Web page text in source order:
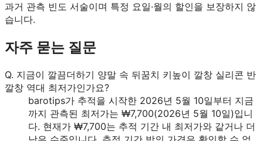
과거 관측 빈도 서술이며 특정 요일·월의 할인을 보장하지 않
습니다.
자주 묻는 질문
Q. 지금이 깔끔더하기 양말 속 뒤꿈치 키높이 깔창 실리콘 반
깔창 역대 최저가인가요?
barotips가 추적을 시작한 2026년 5월 10일부터 지금
까지 관측된 최저가는 ₩7,700(2026년 5월 10일)입니
다. 현재가 ₩7,700는 추적 기간 내 최저가와 같거나 더